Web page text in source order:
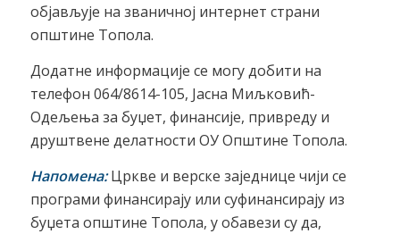
објављује на званичној интернет страни
општине Топола.
Додатне информације се могу добити на
телефон 064/8614-105, Јасна Миљковић-
Одељења за буџет, финансије, привреду и
друштвене делатности ОУ Општине Топола.
Напомена:Цркве и верске заједнице чији се
програми финансирају или суфинансирају из
буџета општине Топола, у обавези су да,